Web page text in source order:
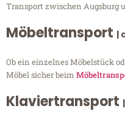
Transport zwischen Augsburg
Möbeltransport |
Ob ein einzelnes Möbelstück
Möbel sicher beim
Klaviertransport